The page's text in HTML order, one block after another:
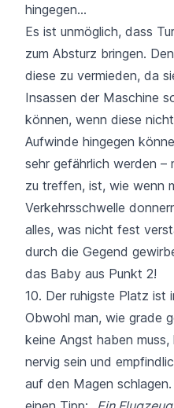
hingegen…
Es ist unmöglich, dass
zum Absturz bringen.
diese zu vermieden, da
Insassen der Maschine
können, wenn diese
Aufwinde hingegen
sehr gefährlich werden –
zu treffen, ist, wie wenn
Verkehrsschwelle
alles, was nicht fest
durch die Gegend
das Baby aus Punkt 2!
10. Der ruhigste Platz ist
Obwohl man, wie grade
keine Angst haben
nervig sein und
auf den Magen